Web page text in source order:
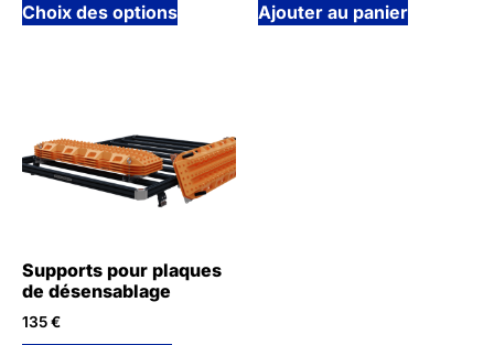
Choix des options Ajouter au panier
Supports pour plaques
de désensablage
135€